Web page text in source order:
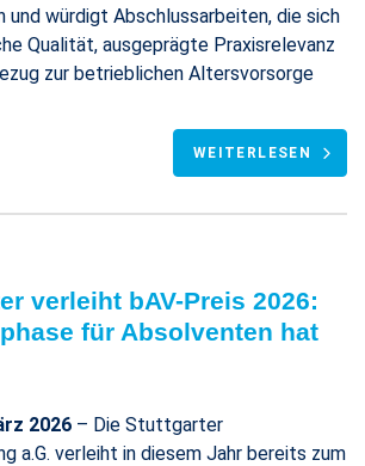
und würdigt Abschlussarbeiten, die sich
Qualität, ausgeprägte Praxisrelevanz
zur betrieblichen Altersvorsorge
WEITERLESEN
verleiht bAV-Preis 2026:
für Absolventen hat
2026 – Die Stuttgarter
a.G. verleiht in diesem Jahr bereits zum